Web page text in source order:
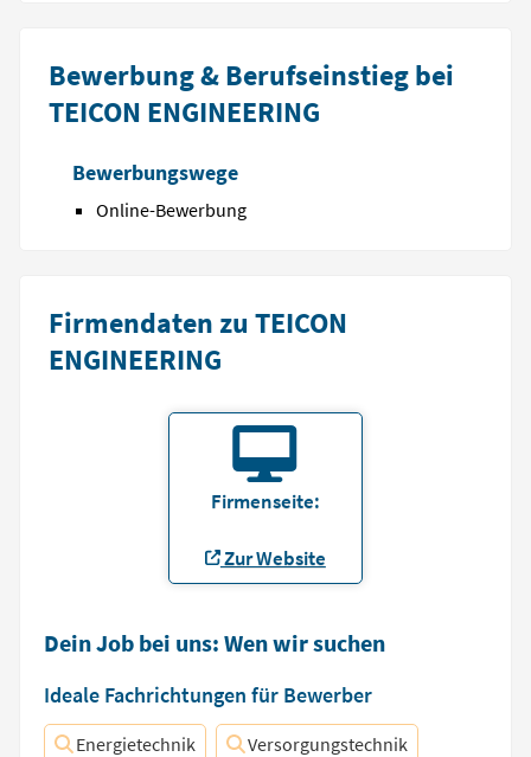
Bewerbung & Berufseinstieg bei
TEICON ENGINEERING
Bewerbungswege
Online-Bewerbung
Firmendaten zu TEICON
ENGINEERING
Firmenseite:
Zur Website
Dein Job bei uns: Wen wir suchen
Ideale Fachrichtungen für Bewerber
Energietechnik Versorgungstechnik